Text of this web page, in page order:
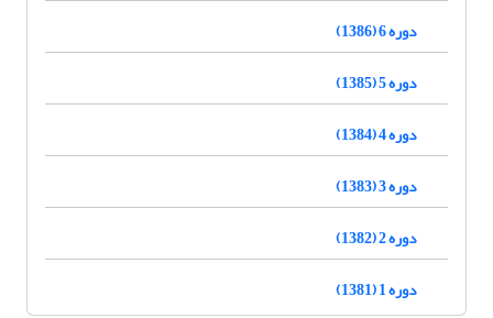
دوره 6 (1386)
دوره 5 (1385)
دوره 4 (1384)
دوره 3 (1383)
دوره 2 (1382)
دوره 1 (1381)